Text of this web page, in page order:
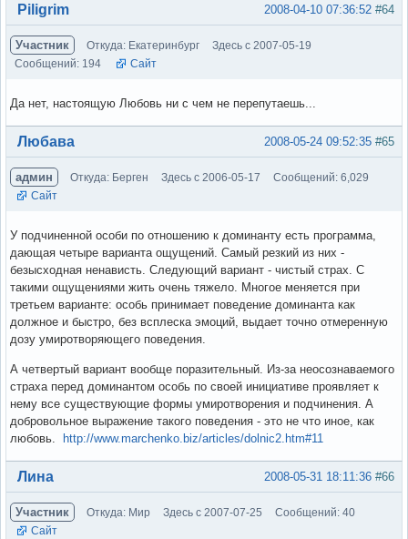
Вне форума #64
2008-04-10 07:36:52
Piligrim
Участник Откуда: Екатеринбург
Здесь с 2007-05-19
Сообщений: 194
Сайт
Да нет, настоящую Любовь ни с чем не перепутаешь...
Вне форума #65
2008-05-24 09:52:35
Любава
админ Откуда: Берген Здесь с 2006-05-17
Сообщений: 6,029
Сайт
У подчиненной особи по отношению к доминанту есть программа,
дающая четыре варианта ощущений. Самый резкий из них -
безысходная ненависть. Следующий вариант - чистый страх. С
такими ощущениями жить очень тяжело. Многое меняется при
третьем варианте: особь принимает поведение доминанта как
должное и быстро, без всплеска эмоций, выдает точно отмеренную
дозу умиротворяющего поведения.
А четвертый вариант вообще поразительный. Из-за неосознаваемого
страха перед доминантом особь по своей инициативе проявляет к
нему все существующие формы умиротворения и подчинения. А
добровольное выражение такого поведения - это не что иное, как
любовь.
http://www.marchenko.biz/articles/dolnic2.htm#11
Вне форума #66
2008-05-31 18:11:36
Лина
Участник Откуда: Мир Здесь с 2007-07-25
Сообщений: 40
Сайт